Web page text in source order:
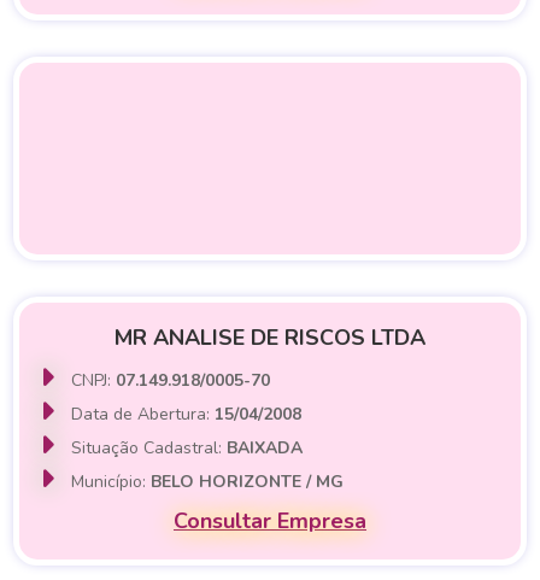
MR ANALISE DE RISCOS LTDA
CNPJ: 07.149.918/0005-70
Data de Abertura: 15/04/2008
Situação Cadastral: BAIXADA
Município: BELO HORIZONTE / MG
Consultar Empresa